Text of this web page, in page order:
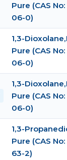
Pure (CAS
06-0)
1,3-
Pure (CAS
06-0)
1,3-
Pure (CAS
06-0)
1,3-
Pure (CAS
63-2)